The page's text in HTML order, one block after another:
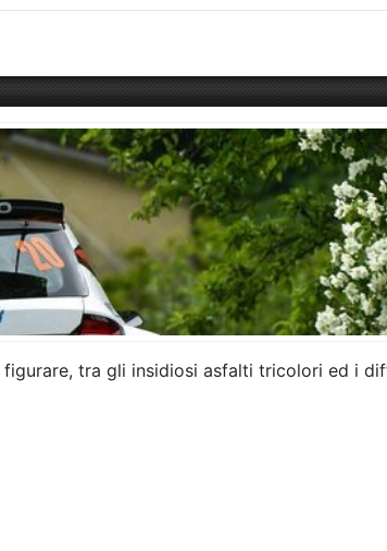
tra gli insidiosi asfalti tricolori ed i